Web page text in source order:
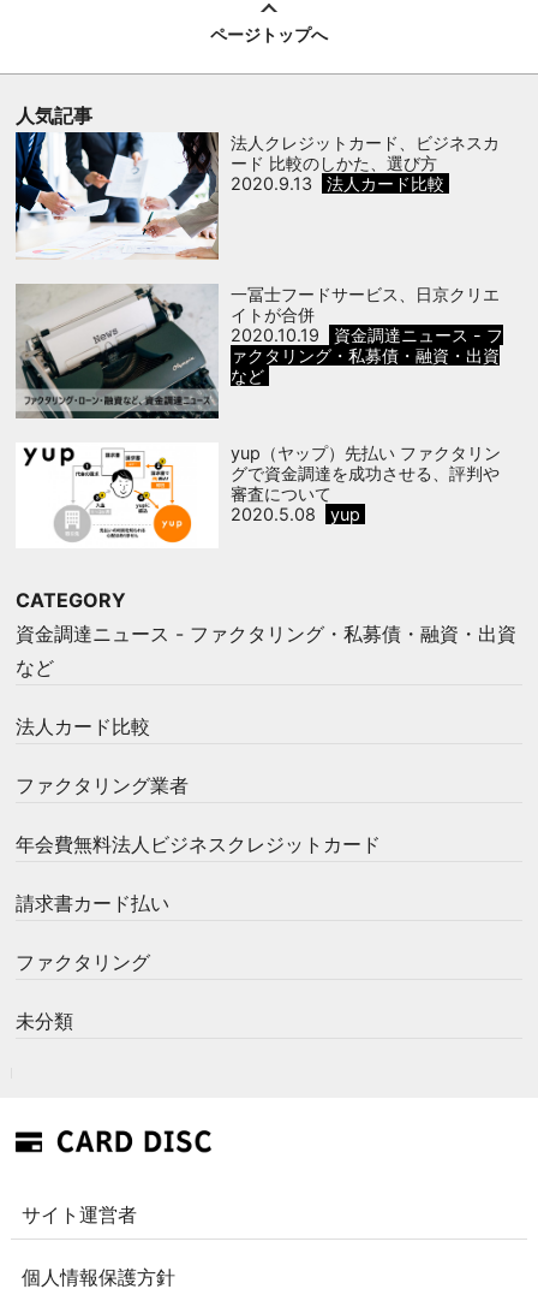
ページトップへ
人気記事
法人クレジットカード、ビジネスカ
ード 比較のしかた、選び方
2020.9.13
法人カード比較
一冨士フードサービス、日京クリエ
イトが合併
2020.10.19
資金調達ニュース - フ
ァクタリング・私募債・融資・出資
など
yup（ヤップ）先払い ファクタリン
グで資金調達を成功させる、評判や
審査について
2020.5.08
yup
CATEGORY
資金調達ニュース - ファクタリング・私募債・融資・出資
など
法人カード比較
ファクタリング業者
年会費無料法人ビジネスクレジットカード
請求書カード払い
ファクタリング
未分類
サイト運営者
個人情報保護方針